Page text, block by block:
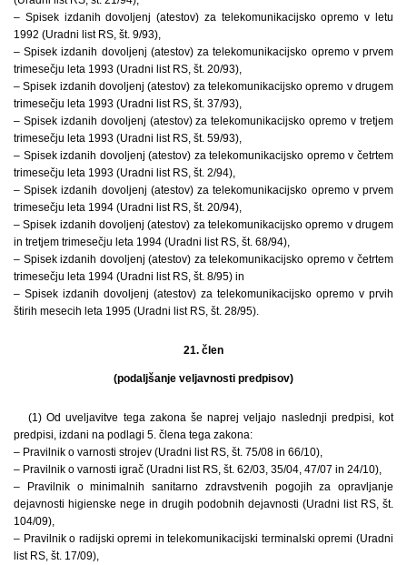
– Spisek izdanih dovoljenj (atestov) za telekomunikacijsko opremo v letu
1992 (Uradni list RS, št. 9/93),
– Spisek izdanih dovoljenj (atestov) za telekomunikacijsko opremo v prvem
trimesečju leta 1993 (Uradni list RS, št. 20/93),
– Spisek izdanih dovoljenj (atestov) za telekomunikacijsko opremo v drugem
trimesečju leta 1993 (Uradni list RS, št. 37/93),
– Spisek izdanih dovoljenj (atestov) za telekomunikacijsko opremo v tretjem
trimesečju leta 1993 (Uradni list RS, št. 59/93),
– Spisek izdanih dovoljenj (atestov) za telekomunikacijsko opremo v četrtem
trimesečju leta 1993 (Uradni list RS, št. 2/94),
– Spisek izdanih dovoljenj (atestov) za telekomunikacijsko opremo v prvem
trimesečju leta 1994 (Uradni list RS, št. 20/94),
– Spisek izdanih dovoljenj (atestov) za telekomunikacijsko opremo v drugem
in tretjem trimesečju leta 1994 (Uradni list RS, št. 68/94),
– Spisek izdanih dovoljenj (atestov) za telekomunikacijsko opremo v četrtem
trimesečju leta 1994 (Uradni list RS, št. 8/95) in
– Spisek izdanih dovoljenj (atestov) za telekomunikacijsko opremo v prvih
štirih mesecih leta 1995 (Uradni list RS, št. 28/95).
21. člen
(podaljšanje veljavnosti predpisov)
(1) Od uveljavitve tega zakona še naprej veljajo naslednji predpisi, kot
predpisi, izdani na podlagi 5. člena tega zakona:
– Pravilnik o varnosti strojev (Uradni list RS, št. 75/08 in 66/10),
– Pravilnik o varnosti igrač (Uradni list RS, št. 62/03, 35/04, 47/07 in 24/10),
– Pravilnik o minimalnih sanitarno zdravstvenih pogojih za opravljanje
dejavnosti higienske nege in drugih podobnih dejavnosti (Uradni list RS, št.
104/09),
– Pravilnik o radijski opremi in telekomunikacijski terminalski opremi (Uradni
list RS, št. 17/09),